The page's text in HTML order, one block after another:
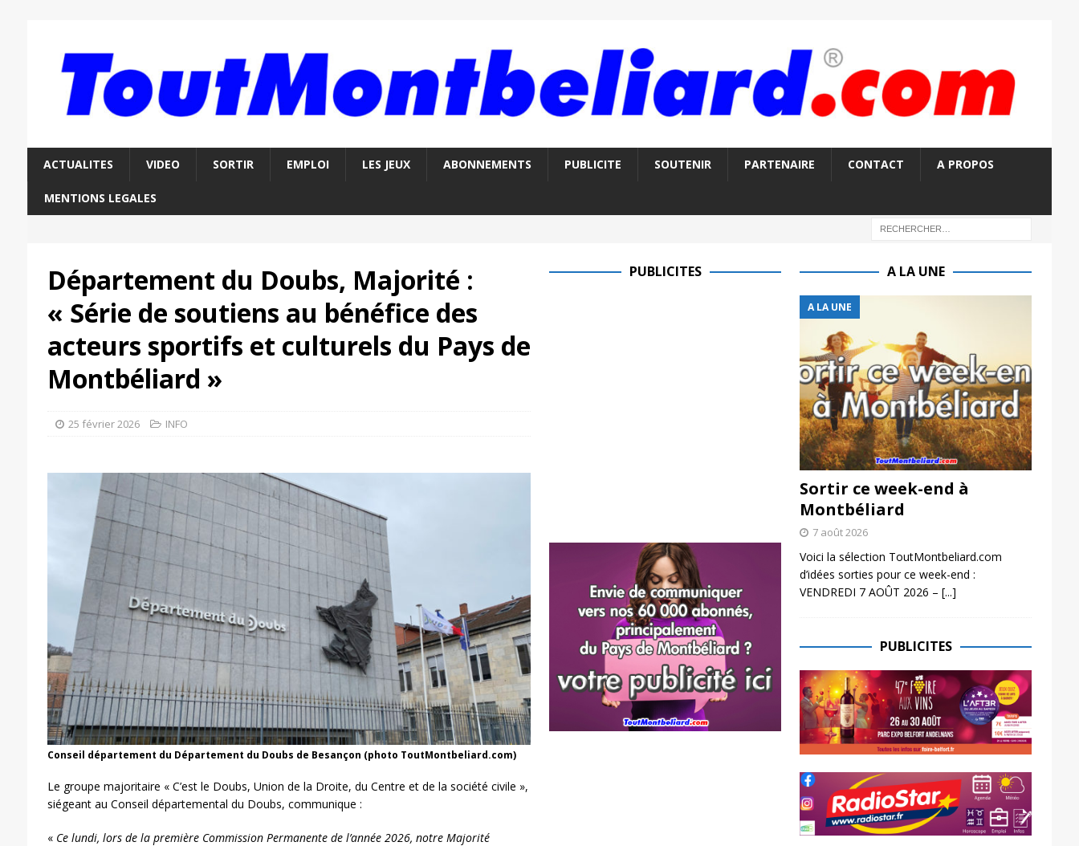
ACTUALITES VIDEO SORTIR EMPLOI LES JEUX ABONNEMENTS PUBLICITE SOUTENIR PARTENAIRE CONTACT A PROPOS
MENTIONS LEGALES
Département du Doubs, Majorité :
« Série de soutiens au bénéfice des
acteurs sportifs et culturels du Pays de
Montbéliard »
25 février 2026 INFO
Conseil département du Département du Doubs de Besançon (photo ToutMontbeliard.com)
Le groupe majoritaire « C’est le Doubs, Union de la Droite, du Centre et de la société civile »,
siégeant au Conseil départemental du Doubs, communique :
« Ce lundi, lors de la première Commission Permanente de l’année 2026, notre Majorité
PUBLICITES A LA UNE
A LA UNE
Sortir ce week-end à
Montbéliard
7 août 2026
Voici la sélection ToutMontbeliard.com
d’idées sorties pour ce week-end :
VENDREDI 7 AOÛT 2026 – [...]
PUBLICITES